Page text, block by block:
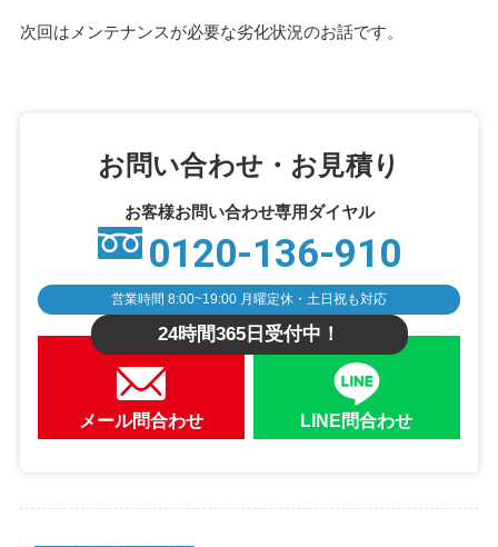
次回はメンテナンスが必要な劣化状況のお話です。
お問い合わせ・お見積り
お客様お問い合わせ専用ダイヤル
0120-136-910
営業時間 8:00~19:00 月曜定休・土日祝も対応
24時間365日受付中！
メール問合わせ LINE問合わせ